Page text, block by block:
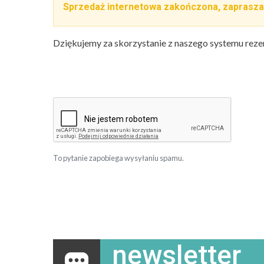
Sprzedaż internetowa zakończona,
Dziękujemy za skorzystanie z naszego systemu
To pytanie zapobiega wysyłaniu spamu.
newsletter